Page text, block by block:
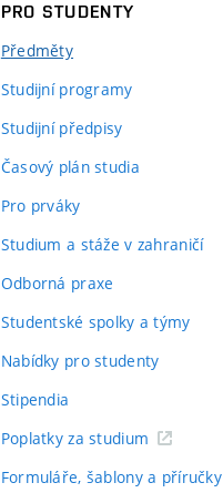
PRO STUDENTY
Předměty
Studijní programy
Studijní předpisy
Časový plán studia
Pro prváky
Studium a stáže v zahraničí
Odborná praxe
Studentské spolky a týmy
Nabídky pro studenty
Stipendia
Poplatky za studium
Formuláře, šablony a příručky